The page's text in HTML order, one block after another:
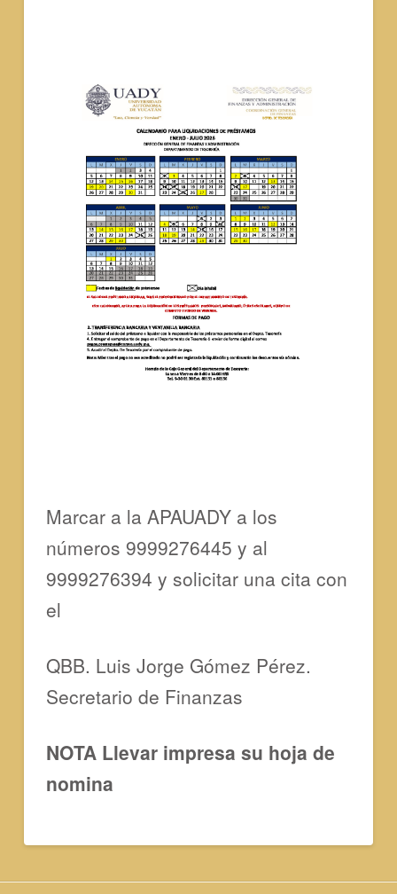
Marcar a la APAUADY a los
números 9999276445 y al
9999276394 y solicitar una cita con
el
QBB. Luis Jorge Gómez Pérez.
Secretario de Finanzas
NOTA Llevar impresa su hoja de
nomina